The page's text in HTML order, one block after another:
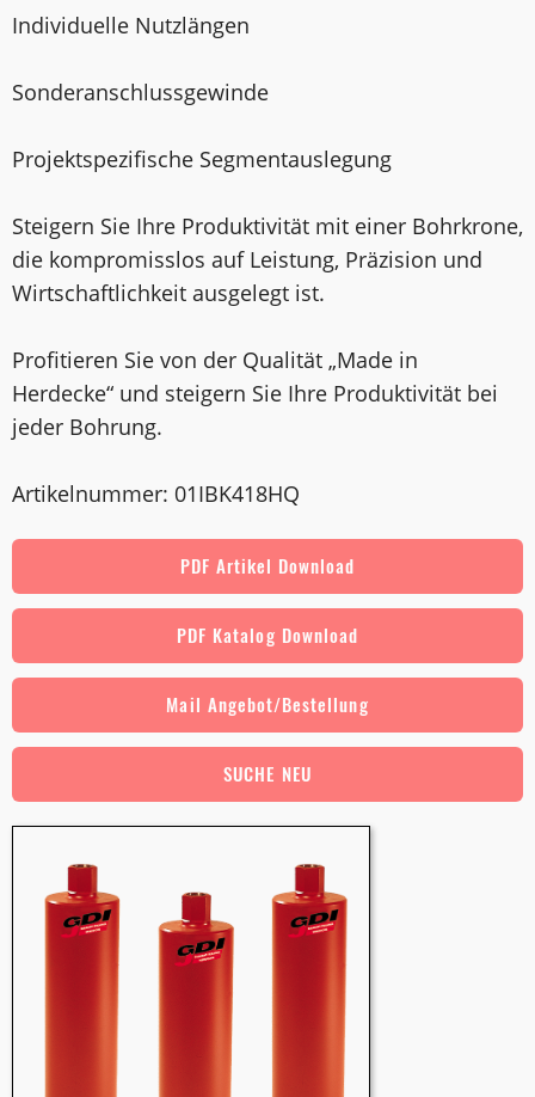
Individuelle Nutzlängen
Sonderanschlussgewinde
Projektspezifische Segmentauslegung
Steigern Sie Ihre Produktivität mit einer Bohrkrone,
die kompromisslos auf Leistung, Präzision und
Wirtschaftlichkeit ausgelegt ist.
Profitieren Sie von der Qualität „Made in
Herdecke“ und steigern Sie Ihre Produktivität bei
jeder Bohrung.
Artikelnummer: 01IBK418HQ
PDF Artikel Download
PDF Katalog Download
Mail Angebot/Bestellung
SUCHE NEU